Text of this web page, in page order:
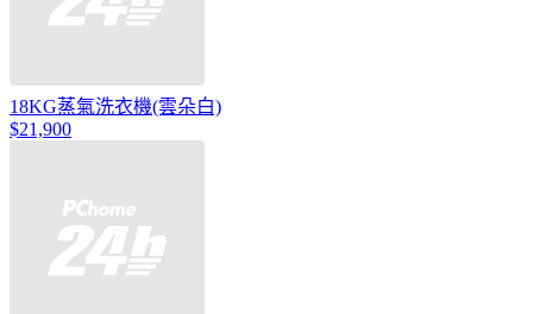
18KG蒸氣洗衣機(雲朵白)
$21,900